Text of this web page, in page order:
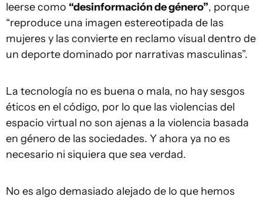
leerse como “desinformación de género”, porque
“reproduce una imagen estereotipada de las
mujeres y las convierte en reclamo visual dentro de
un deporte dominado por narrativas masculinas”.
La tecnología no es buena o mala, no hay sesgos
éticos en el código, por lo que las violencias del
espacio virtual no son ajenas a la violencia basada
en género de las sociedades. Y ahora ya no es
necesario ni siquiera que sea verdad.
No es algo demasiado alejado de lo que hemos